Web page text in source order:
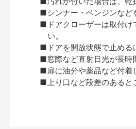
■シンナー・ベンジンなど
■ドアクローザーは取付け
い。
■ドアを開放状態で止める
■窓際など直射日光が長時
■扉に油分や薬品など付着
■上り口など段差のあると